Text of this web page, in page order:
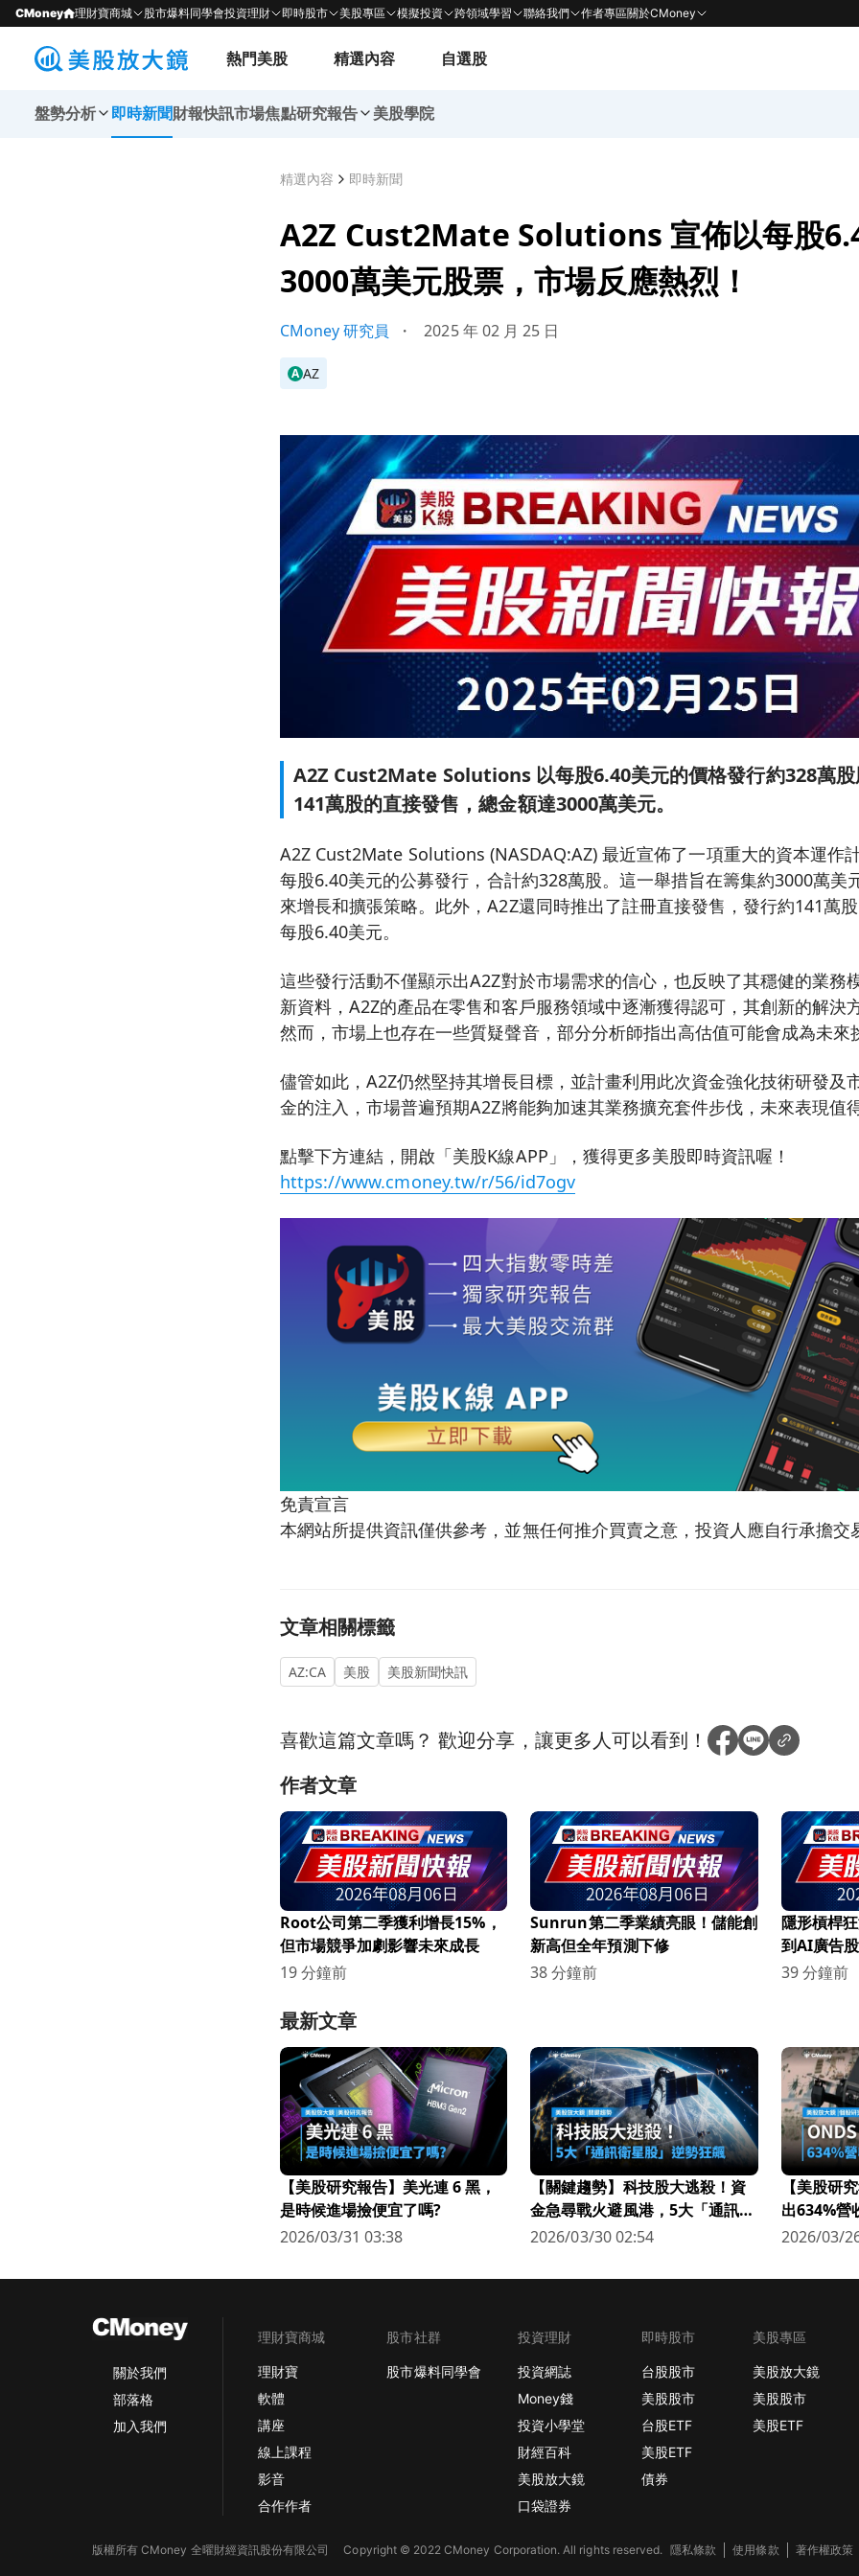
CMoney 理財寶商城 股市爆料同學會投資理財 即時股市 美股專區 模擬投資 跨領域學習 聯絡我們 作者專區關於CMoney
熱門美股 精選內容 自選股
盤勢分析 即時新聞財報快訊市場焦點研究報告 美股學院
精選內容 即時新聞
A2Z Cust2Mate Solutions 宣佈以每股
3000萬美元股票，市場反應熱烈！
CMoney 研究員 ・ 2025 年 02 月 25 日
A AZ
A2Z Cust2Mate Solutions 以每股6.40美元的價格發行約328萬股
141萬股的直接發售，總金額達3000萬美元。
A2Z Cust2Mate Solutions (NASDAQ:AZ) 最近宣佈了一項重大的資本運作
每股6.40美元的公募發行，合計約328萬股。這一舉措旨在籌集約3000萬美
來增長和擴張策略。此外，A2Z還同時推出了註冊直接發售，發行約141萬
每股6.40美元。
這些發行活動不僅顯示出A2Z對於市場需求的信心，也反映了其穩健的業務
新資料，A2Z的產品在零售和客戶服務領域中逐漸獲得認可，其創新的解決
然而，市場上也存在一些質疑聲音，部分分析師指出高估值可能會成為未來
儘管如此，A2Z仍然堅持其增長目標，並計畫利用此次資金強化技術研發及
金的注入，市場普遍預期A2Z將能夠加速其業務擴充套件步伐，未來表現值
點擊下方連結，開啟「美股K線APP」，獲得更多美股即時資訊喔！
https://www.cmoney.tw/r/56/id7ogv
免責宣言
本網站所提供資訊僅供參考，並無任何推介買賣之意，投資人應自行承擔交
文章相關標籤
AZ:CA 美股 美股新聞快訊
喜歡這篇文章嗎？歡迎分享，讓更多人可以看到！
作者文章
Root公司第二季獲利增長15%，
但市場競爭加劇影響未來成長
19 分鐘前
Sunrun第二季業績亮眼！儲能創
新高但全年預測下修
38 分鐘前
隱形槓桿
到AI廣告
彈悄悄成形
39 分鐘前
最新文章
【美股研究報告】美光連 6 黑，
是時候進場撿便宜了嗎?
2026/03/31 03:38
【關鍵趨勢】科技股大逃殺！資
金急尋戰火避風港，5大「通訊衛
星股」逆勢狂飆
2026/03/30 02:54
【美股研
出634%營
科技新星
2026/03/
關於我們
部落格
加入我們
理財寶商城
理財寶
軟體
講座
線上課程
影音
合作作者
股市社群
股市爆料同學會
投資理財
投資網誌
Money錢
投資小學堂
財經百科
美股放大鏡
口袋證券
即時股市
台股股市
美股股市
台股ETF
美股ETF
債券
美股專區
美股放大鏡
美股股市
美股ETF
版權所有 CMoney 全曜財經資訊股份有限公司Copyright © 2022 CMoney Corporation. All rights reserved. 隱私條款 使用條款 著作權政策